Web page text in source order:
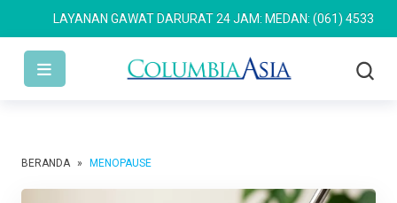
LAYANAN GAWAT DARURAT 24 JAM: MEDAN: (061) 4533 636
BERANDA » MENOPAUSE